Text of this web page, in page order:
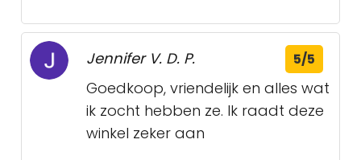
Jennifer V. D. P. 5/5
Goedkoop, vriendelijk en alles wat
ik zocht hebben ze. Ik raadt deze
winkel zeker aan